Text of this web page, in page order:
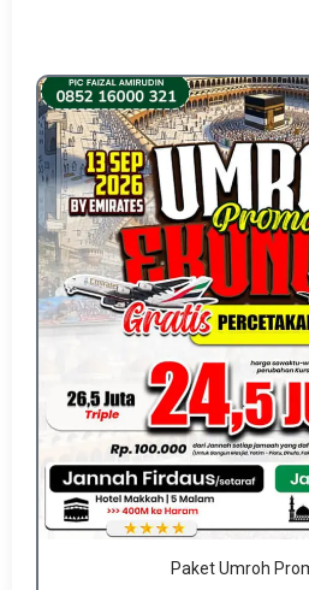
Paket Umroh